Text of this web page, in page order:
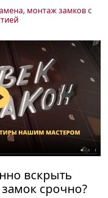
монтаж замков с
вскрыть
срочно?